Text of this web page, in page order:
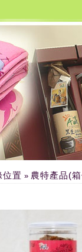
位置 » 農特產品(